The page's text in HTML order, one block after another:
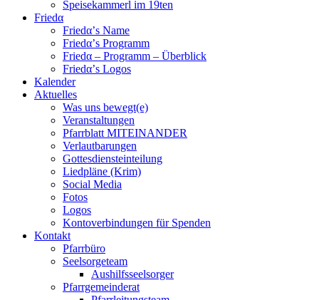
Speisekammerl im 19ten
Friedα
Friedα’s Name
Friedα’s Programm
Friedα – Programm – Überblick
Friedα’s Logos
Kalender
Aktuelles
Was uns bewegt(e)
Veranstaltungen
Pfarrblatt MITEINANDER
Verlautbarungen
Gottesdiensteinteilung
Liedpläne (Krim)
Social Media
Fotos
Logos
Kontoverbindungen für Spenden
Kontakt
Pfarrbüro
Seelsorgeteam
Aushilfsseelsorger
Pfarrgemeinderat